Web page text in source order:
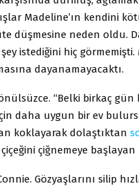
Madeline’ın kendini
düşmesine neden oldu.
istediğini hiç
dayanamayacaktı.
“Belki birkaç
daha uygun bir ev
koklayarak dolaştıktan
çiğnemeye başlayan
Gözyaşlarını silip